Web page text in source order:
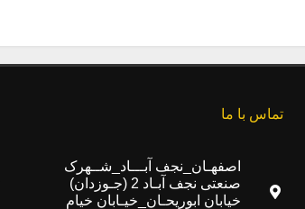
تماس با ما
اصفهـان_نجف آبـــاد_شــهرک
صنعتی نجف آبـاد 2 (جـوزدان)
خیابان ابوریحـان_خیـابان خیام